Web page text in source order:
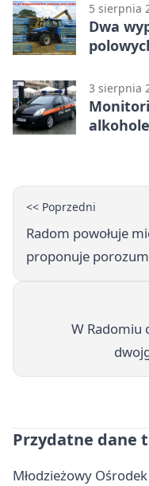
5 sierpnia
Dwa
3 sierpnia
<< Poprzedni
Radom powołuje
proponuje
W Radomiu
Przydatne dane
Młodzieżowy